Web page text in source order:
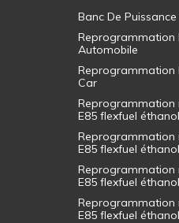
Banc De
Reprogrammation
Automobile
Reprogrammation
Car
Reprogrammation
E85 flexfuel
Reprogrammation
E85 flexfuel
Reprogrammation
E85 flexfuel
Reprogrammation
E85 flexfuel